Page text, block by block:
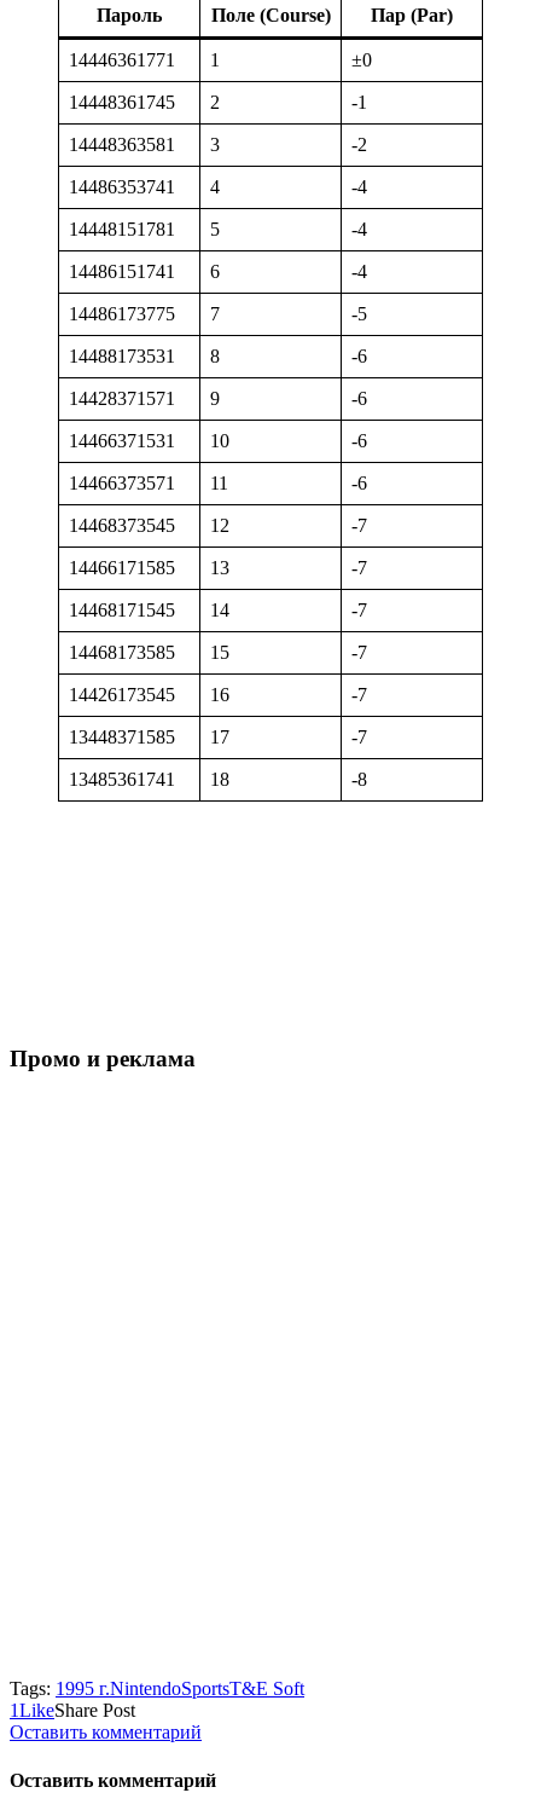
Пароль Поле (Course) Пар (Par)
14446361771 1 ±0
14448361745 2 -1
14448363581 3 -2
14486353741 4 -4
14448151781 5 -4
14486151741 6 -4
14486173775 7 -5
14488173531 8 -6
14428371571 9 -6
14466371531 10 -6
14466373571 11 -6
14468373545 12 -7
14466171585 13 -7
14468171545 14 -7
14468173585 15 -7
14426173545 16 -7
13448371585 17 -7
13485361741 18 -8
Промо и реклама
Tags: 1995 г.NintendoSportsT&E Soft
1LikeShare PostОтправить
в
Отправить
в
Поделиться
в
Copy
URL
clipboard
Оставить комментарий
Оставить комментарий